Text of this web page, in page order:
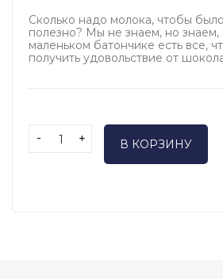
Сколько надо молока, чтобы
полезно? Мы не знаем, но знаем,
маленьком батончике есть все,
получить удовольствие от
- + В КОРЗИНУ